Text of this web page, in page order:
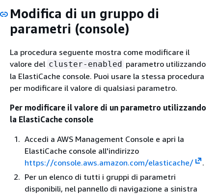
Modifica di un gruppo di
parametri (console)
La procedura seguente mostra come modificare il
valore del cluster-enabled parametro utilizzando
la ElastiCache console. Puoi usare la stessa procedura
per modificare il valore di qualsiasi parametro.
Per modificare il valore di un parametro utilizzando
la ElastiCache console
Accedi a AWS Management Console e apri la
ElastiCache console all'indirizzo
https://console.aws.amazon.com/elasticache/
.
Per un elenco di tutti i gruppi di parametri
disponibili, nel pannello di navigazione a sinistra